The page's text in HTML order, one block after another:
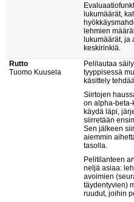
lukumäärät,
lehmien
lukumäärät, ja
keskirinkiä.
Rutto
Tuomo Kuusela
Pelilautaa
tyyppisessä
käsittely
Siirtojen
on alpha-beta-
käydä läpi,
siirretään
Sen jälkeen
aiemmin
tasolla.
Pelitilanteen
neljä asiaa:
avoimien
täydentyvien)
ruudut, joihin